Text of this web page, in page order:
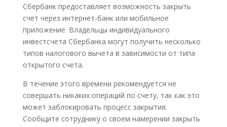
Сбербанк предоставляет возможность закрыть
счет через интернет-банк или мобильное
приложение. Владельцы индивидуального
инвестсчета Сбербанка могут получить несколько
типов налогового вычета в зависимости от типа
открытого счета.
В течение этого времени рекомендуется не
совершать никаких операций по счету, так как это
может заблокировать процесс закрытия.
Сообщите сотруднику о своем намерении закрыть